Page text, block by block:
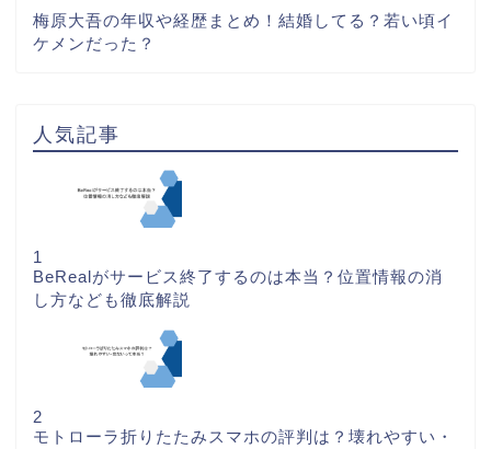
梅原大吾の年収や経歴まとめ！結婚してる？若い頃イ
ケメンだった？
人気記事
1
BeRealがサービス終了するのは本当？位置情報の消
し方なども徹底解説
2
モトローラ折りたたみスマホの評判は？壊れやすい・